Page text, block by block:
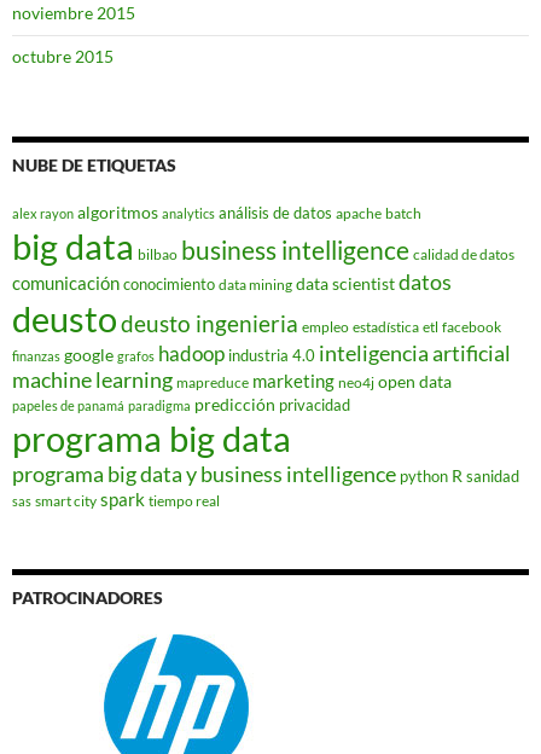
noviembre 2015
octubre 2015
NUBE DE ETIQUETAS
alex rayon algoritmos analytics análisis de datos apache batch
big data bilbao business intelligence calidad de datos
comunicaciónconocimiento data mining data scientistdatos
deustodeusto ingenieria empleo estadística etl facebook
finanzas google grafos hadoop industria 4.0 inteligencia artificial
machine learning mapreduce marketing neo4j open data
papeles de panamá paradigma predicción privacidad
programa big data
programa big data y business intelligence python R sanidad
sas smart city spark tiempo real
PATROCINADORES